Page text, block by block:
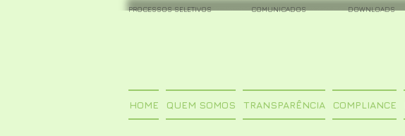
PROCESSOS SELETIVOS COMUNICADOS DOWNLOADS
HOME QUEM SOMOS TRANSPARÊNCIA COMPLIANCE